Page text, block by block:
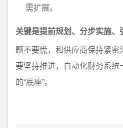
需扩展。
关键是提前规划、分步实施、
题不要慌，和供应商保持紧密
要坚持推进，自动化财务系
的“底座”。